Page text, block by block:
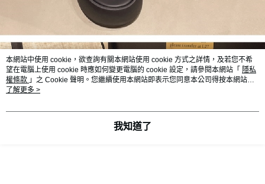
本網站中使用 cookie，欲查詢有關本網站使用 cookie 方式之詳情，及若您不希
望在電腦上使用 cookie 時應如何變更電腦的 cookie 設定，請參閱本網站「 隱私
權條款 」之 Cookie 聲明。您繼續使用本網站即表示您同意本公司得按本網站使
用條款之 Cookie 聲明使用 cookie。
了解更多 >
我知道了